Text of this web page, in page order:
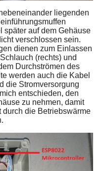
liegenden
später auf dem Gehäuse
verschlossen sein.
dienen zum Einlassen
(rechts) und
Durchströmen des
werden auch die Kabel
die Stromversorgung
entschieden, den
zu nehmen, damit
durch die Betriebswärme